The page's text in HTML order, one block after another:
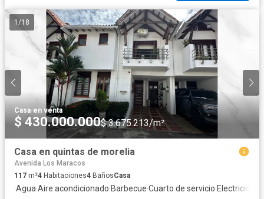
1 /18
Casa·en venta
$ 430.000.000$ 3.675.213/m²
Casa en quintas de morelia
Avenida Los Maracos
117 m²4 Habitaciones4 BañosCasa
·Agua·Aire acondicionado·Barbecue·Cuarto de servicio·Electricidad